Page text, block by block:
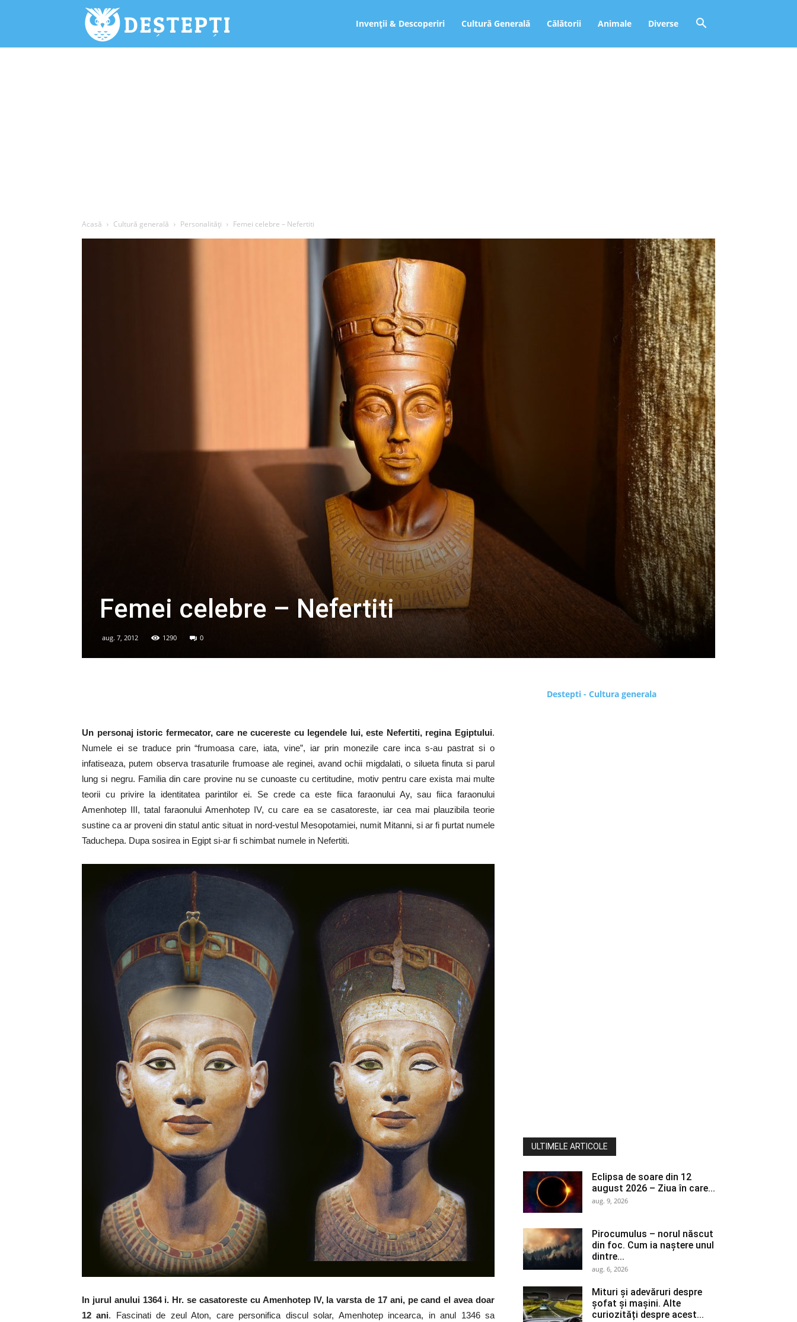
Deștepți.ro Invenții & Descoperiri Cultură Generală Călătorii Animale Diverse
Acasă Cultură generală Personalități Femei celebre – Nefertiti
Femei celebre – Nefertiti
aug. 7, 2012 1290 0
Un personaj istoric fermecator, care ne cucereste cu legendele lui, este Nefertiti, regina Egiptului.
Numele ei se traduce prin “frumoasa care, iata, vine”, iar prin monezile care inca s-au pastrat si o
infatiseaza, putem observa trasaturile frumoase ale reginei, avand ochii migdalati, o silueta finuta si parul
lung si negru. Familia din care provine nu se cunoaste cu certitudine, motiv pentru care exista mai multe
teorii cu privire la identitatea parintilor ei. Se crede ca este fiica faraonului Ay, sau fiica faraonului
Amenhotep III, tatal faraonului Amenhotep IV, cu care ea se casatoreste, iar cea mai plauzibila teorie
sustine ca ar proveni din statul antic situat in nord-vestul Mesopotamiei, numit Mitanni, si ar fi purtat numele
Taduchepa. Dupa sosirea in Egipt si-ar fi schimbat numele in Nefertiti.
In jurul anului 1364 i. Hr. se casatoreste cu Amenhotep IV, la varsta de 17 ani, pe cand el avea doar
12 ani. Fascinati de zeul Aton, care personifica discul solar, Amenhotep incearca, in anul 1346 sa
Destepti - Cultura generala
ULTIMELE ARTICOLE
Eclipsa de soare din 12
august 2026 – Ziua în care...
aug. 9, 2026
Pirocumulus – norul născut
din foc. Cum ia naștere unul
dintre...
aug. 6, 2026
Mituri și adevăruri despre
șofat și mașini. Alte
curiozități despre acest...